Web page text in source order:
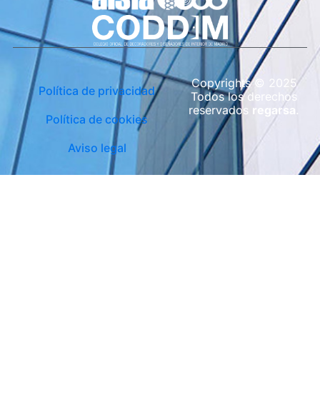
Política de privacidad
Política de cookies
Aviso legal
Copyrights © 2025
Todos los derechos
reservados regarsa .